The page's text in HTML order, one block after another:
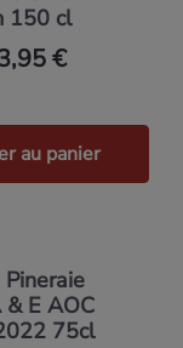
150 cl
€
au panier
& E AOC
75cl